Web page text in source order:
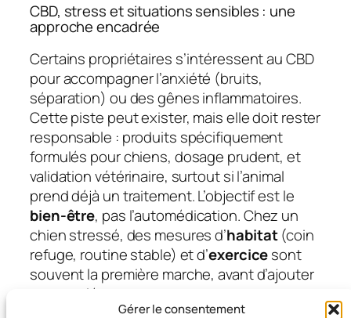
Gérer le consentement
CBD, stress et situations sensibles : une
approche encadrée
Certains propriétaires s’intéressent au CBD
pour accompagner l’anxiété (bruits,
séparation) ou des gênes inflammatoires.
Cette piste peut exister, mais elle doit rester
responsable : produits spécifiquement
formulés pour chiens, dosage prudent, et
validation vétérinaire, surtout si l’animal
prend déjà un traitement. L’objectif est le
bien-être, pas l’automédication. Chez un
chien stressé, des mesures d’habitat(coin
refuge, routine stable) et d’exercicesont
souvent la première marche, avant d’ajouter
un complément.